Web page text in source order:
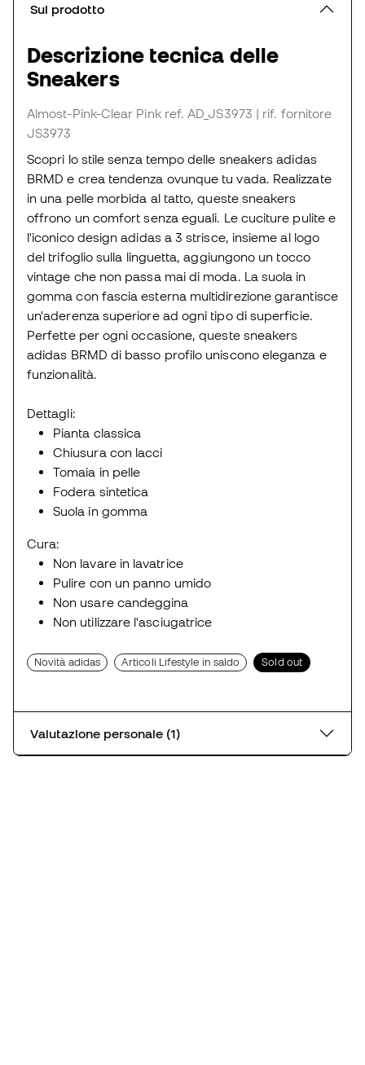
Sul prodotto
Descrizione tecnica delle
Sneakers
Almost-Pink-Clear Pink ref. AD_JS3973 | rif. fornitore
JS3973
Scopri lo stile senza tempo delle sneakers adidas
BRMD e crea tendenza ovunque tu vada. Realizzate
in una pelle morbida al tatto, queste sneakers
offrono un comfort senza eguali. Le cuciture pulite e
l'iconico design adidas a 3 strisce, insieme al logo
del trifoglio sulla linguetta, aggiungono un tocco
vintage che non passa mai di moda. La suola in
gomma con fascia esterna multidirezione garantisce
un'aderenza superiore ad ogni tipo di superficie.
Perfette per ogni occasione, queste sneakers
adidas BRMD di basso profilo uniscono eleganza e
funzionalità.
Dettagli:
Pianta classica
Chiusura con lacci
Tomaia in pelle
Fodera sintetica
Suola in gomma
Cura:
Non lavare in lavatrice
Pulire con un panno umido
Non usare candeggina
Non utilizzare l'asciugatrice
Novità adidas Articoli Lifestyle in saldo Sold out
Valutazione personale (1)